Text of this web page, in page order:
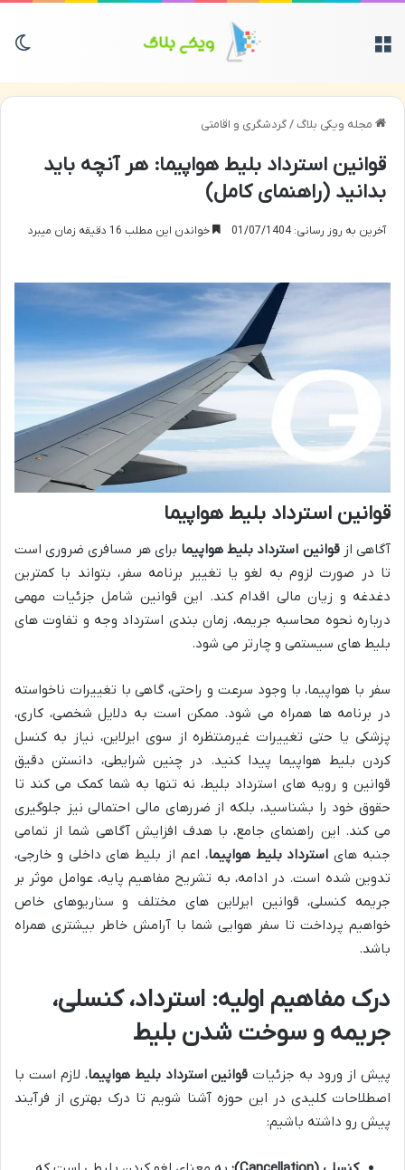
مجله ویکی بلاگ/گردشگری و اقامتی
قوانین استرداد بلیط هواپیما: هر آنچه باید
بدانید (راهنمای کامل)
آخرین به روز رسانی: 01/07/1404 خواندن این مطلب 16 دقیقه زمان میبرد
قوانین استرداد بلیط هواپیما
آگاهی ازقوانین استرداد بلیط هواپیما برای هر مسافری ضروری است
تا در صورت لزوم به لغو یا تغییر برنامه سفر، بتواند با کمترین
دغدغه و زیان مالی اقدام کند. این قوانین شامل جزئیات مهمی
درباره نحوه محاسبه جریمه، زمان بندی استرداد وجه و تفاوت های
بلیط های سیستمی و چارتر می شود.
سفر با هواپیما، با وجود سرعت و راحتی، گاهی با تغییرات ناخواسته
در برنامه ها همراه می شود. ممکن است به دلایل شخصی، کاری،
پزشکی یا حتی تغییرات غیرمنتظره از سوی ایرلاین، نیاز به کنسل
کردن بلیط هواپیما پیدا کنید. در چنین شرایطی، دانستن دقیق
قوانین و رویه های استرداد بلیط، نه تنها به شما کمک می کند تا
حقوق خود را بشناسید، بلکه از ضررهای مالی احتمالی نیز جلوگیری
می کند. این راهنمای جامع، با هدف افزایش آگاهی شما از تمامی
جنبه های استرداد بلیط هواپیما، اعم از بلیط های داخلی و خارجی،
تدوین شده است. در ادامه، به تشریح مفاهیم پایه، عوامل موثر بر
جریمه کنسلی، قوانین ایرلاین های مختلف و سناریوهای خاص
خواهیم پرداخت تا سفر هوایی شما با آرامش خاطر بیشتری همراه
باشد.
درک مفاهیم اولیه: استرداد، کنسلی،
جریمه و سوخت شدن بلیط
پیش از ورود به جزئیات قوانین استرداد بلیط هواپیما، لازم است با
اصطلاحات کلیدی در این حوزه آشنا شویم تا درک بهتری از فرآیند
پیش رو داشته باشیم: